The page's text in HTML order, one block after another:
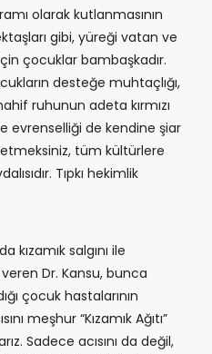
olarak kutlanmasının
gibi, yüreği vatan ve
çocuklar bambaşkadır.
desteğe muhtaçlığı,
ruhunun adeta kırmızı
evrenselliği de kendine şiar
tüm kültürlere
Tıpkı hekimlik
kızamık salgını ile
Dr. Kansu, bunca
çocuk hastalarının
meşhur “Kızamık Ağıtı”
Sadece acısını da değil,